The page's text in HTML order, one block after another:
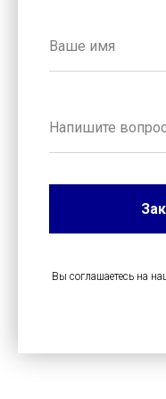
Вы соглашаетесь на